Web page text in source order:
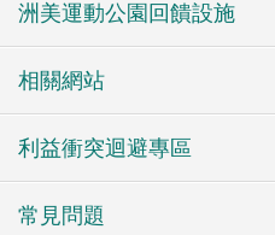
洲美運動公園回饋設施
相關網站
利益衝突迴避專區
常見問題